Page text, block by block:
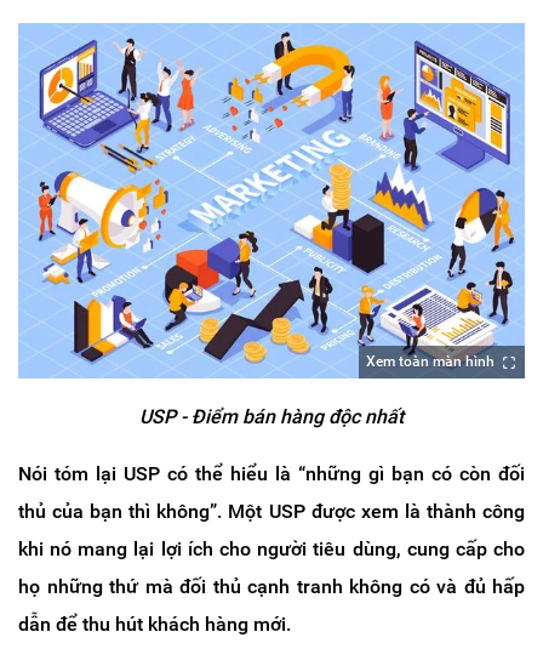
Xem toàn màn hình
USP - Điểm bán hàng độc nhất
Nói tóm lại USP có thể hiểu là “những gì bạn có còn đối
thủ của bạn thì không”. Một USP được xem là thành công
khi nó mang lại lợi ích cho người tiêu dùng, cung cấp cho
họ những thứ mà đối thủ cạnh tranh không có và đủ hấp
dẫn để thu hút khách hàng mới.